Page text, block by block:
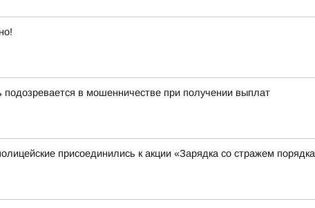
в мошенничестве при получении выплат
присоединились к акции «Зарядка со стражем